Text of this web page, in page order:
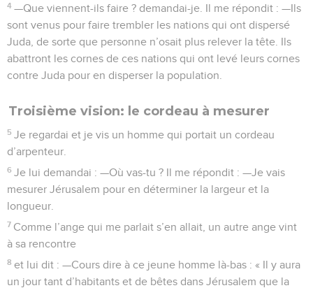
4 —Que viennent-ils faire ? demandai-je. Il me répondit : —Ils
sont venus pour faire trembler les nations qui ont dispersé
Juda, de sorte que personne n’osait plus relever la tête. Ils
abattront les cornes de ces nations qui ont levé leurs cornes
contre Juda pour en disperser la population.
Troisième vision: le cordeau à mesurer
5 Je regardai et je vis un homme qui portait un cordeau
d’arpenteur.
6 Je lui demandai : —Où vas-tu ? Il me répondit : —Je vais
mesurer Jérusalem pour en déterminer la largeur et la
longueur.
7 Comme l’ange qui me parlait s’en allait, un autre ange vint
à sa rencontre
8 et lui dit : —Cours dire à ce jeune homme là-bas : « Il y aura
un jour tant d’habitants et de bêtes dans Jérusalem que la